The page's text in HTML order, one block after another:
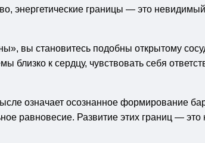
энергетические границы — это
вы становитесь подобны открытому
близко к сердцу, чувствовать себя
означает осознанное формирование
равновесие. Развитие этих границ —